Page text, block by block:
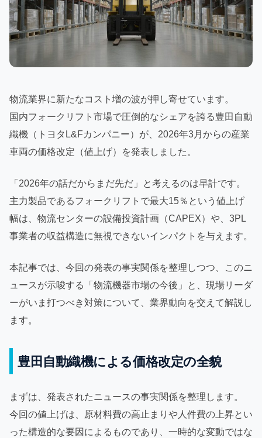
物流業界に新たなコスト増の波が押し寄せています。
国内フォークリフト市場で圧倒的なシェアを誇る豊田自動
織機（トヨタL&Fカンパニー）が、2026年3月からの産業
車両の価格改定（値上げ）を発表しました。
「2026年の話だからまだ先だ」と考えるのは早計です。
主力製品であるフォークリフトで最大15％という値上げ
幅は、物流センターの設備投資計画（CAPEX）や、3PL
事業者の収益構造に無視できないインパクトを与えます。
本記事では、今回の発表の事実関係を整理しつつ、このニ
ュースが示唆する「物流機器市場の今後」と、現場リーダ
ーがいま打つべき対策について、業界動向を交えて解説し
ます。
豊田自動織機による価格改定の全貌
まずは、発表されたニュースの事実関係を整理します。
今回の値上げは、原材料費の高止まりや人件費の上昇とい
った構造的な要因によるものであり、一時的な変動ではな